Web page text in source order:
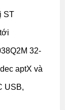
ST
32-
aptX và
USB,